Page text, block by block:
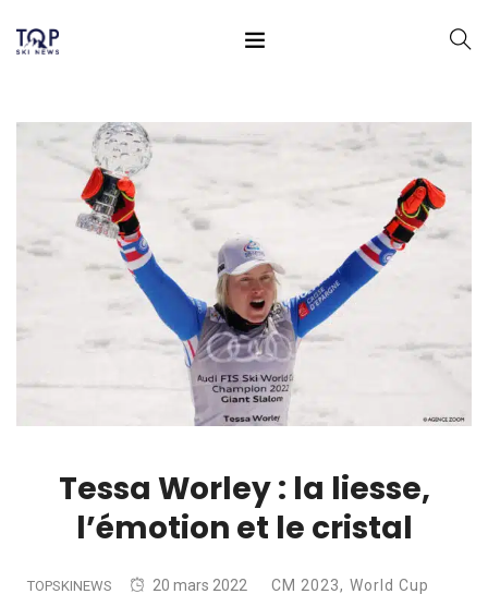
Tessa Worley : la liesse,
l’émotion et le cristal
TOPSKINEWS 20 mars 2022 CM 2023, World Cup